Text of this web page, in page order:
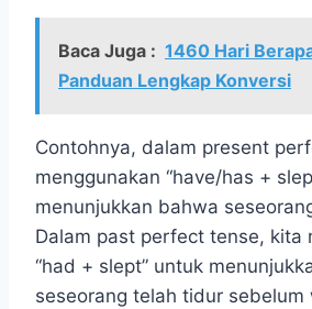
Baca Juga : 1460 Hari
Panduan Lengkap Konversi
Contohnya, dalam present
menggunakan “have/has +
menunjukkan bahwa
Dalam past perfect tense, kita
“had + slept” untuk
seseorang telah tidur sebelum